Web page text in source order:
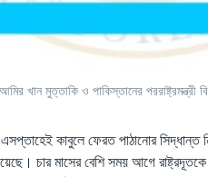
আমির খান মুত্তাকি ও পাকিস্তানের
কাবুলে ফেরত পাঠানোর
চার মাসের বেশি সময় আগে রাষ্ট্রদূতকে